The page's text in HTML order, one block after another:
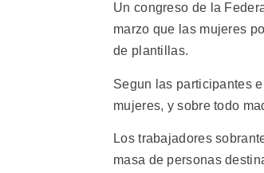
Un congreso de la
marzo que las mujeres
de plantillas.
Segun las participantes
mujeres, y sobre todo
Los trabajadores
masa de personas